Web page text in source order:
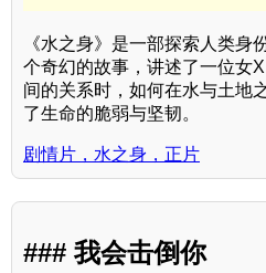
《水之身》是一部探索人类身
个奇幻的故事，讲述了一位女
间的关系时，如何在水与土地
了生命的脆弱与坚韧。
剧情片，水之身，正片
### 我会击倒你